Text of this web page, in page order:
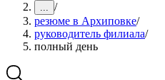
... /
резюме в Архиповке/
руководитель филиала/
полный день